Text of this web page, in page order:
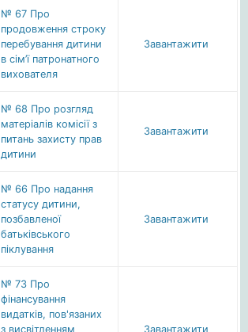
№ 67 Про
продовження строку
перебування дитини
в сім’ї патронатного
вихователя
Завантажити
№ 68 Про розгляд
матеріалів комісії з
питань захисту прав
дитини
Завантажити
№ 66 Про надання
статусу дитини,
позбавленої
батьківського
піклування
Завантажити
№ 73 Про
фінансування
видатків, пов'язаних
з висвітленням
Завантажити